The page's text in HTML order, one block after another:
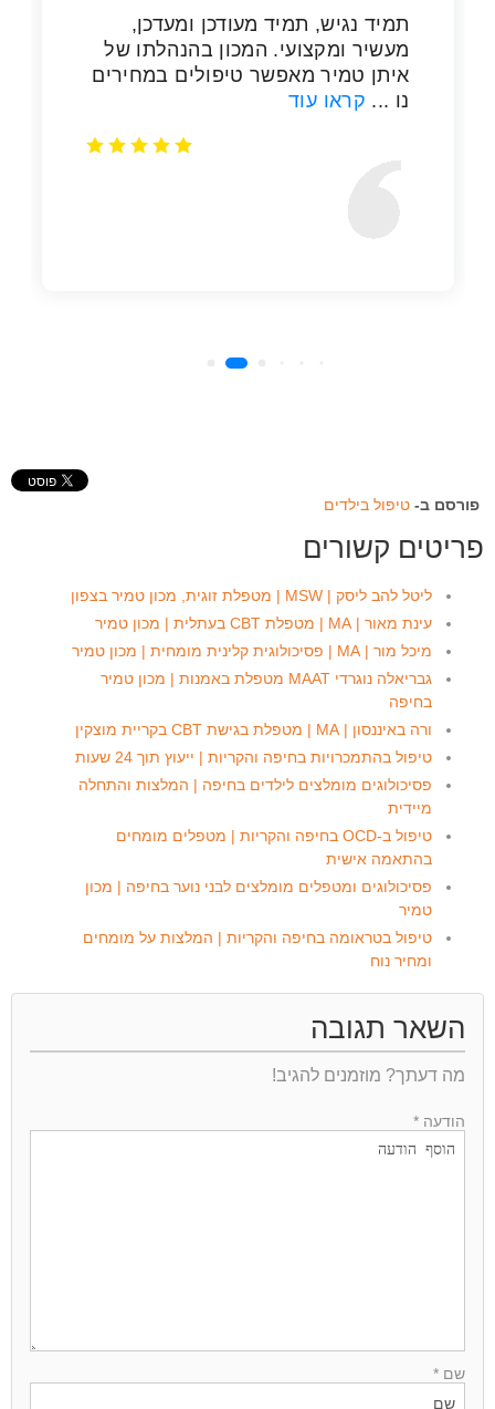
פורסם ב- טיפול בילדים
פריטים קשורים
ליטל להב ליסק | MSW | מטפלת זוגית, מכון טמיר בצפון
עינת מאור | MA | מטפלת CBT בעתלית | מכון טמיר
מיכל מור | MA | פסיכולוגית קלינית מומחית | מכון טמיר
גבריאלה נוגרדי MAAT מטפלת באמנות | מכון טמיר
בחיפה
ורה באיננסון | MA | מטפלת בגישת CBT בקריית מוצקין
טיפול בהתמכרויות בחיפה והקריות | ייעוץ תוך 24 שעות
פסיכולוגים מומלצים לילדים בחיפה | המלצות והתחלה
מיידית
טיפול ב-OCD בחיפה והקריות | מטפלים מומחים
בהתאמה אישית
פסיכולוגים ומטפלים מומלצים לבני נוער בחיפה | מכון
טמיר
טיפול בטראומה בחיפה והקריות | המלצות על מומחים
ומחיר נוח
השאר תגובה
מה דעתך? מוזמנים להגיב!
הודעה *
שם *